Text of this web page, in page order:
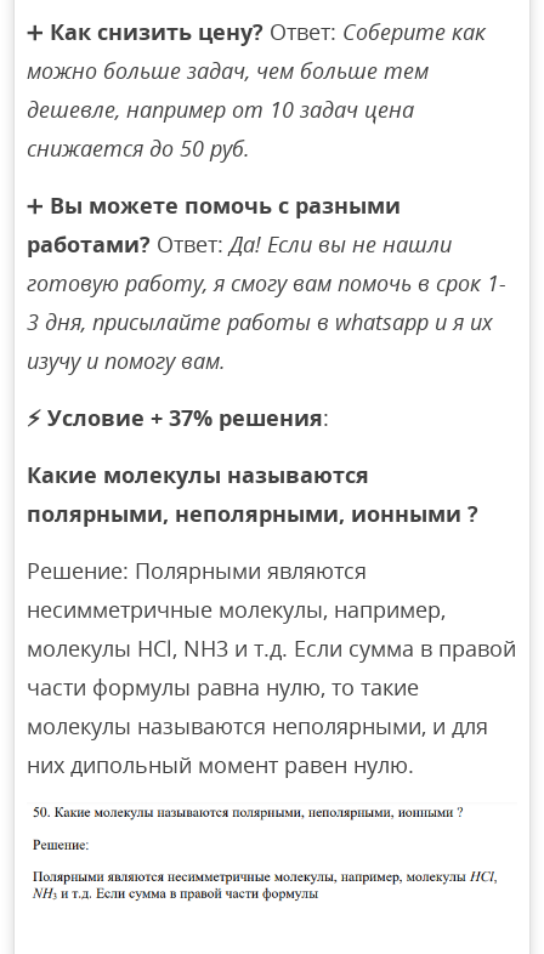
➕ Как снизить цену? Ответ: Соберите как
можно больше задач, чем больше тем
дешевле, например от 10 задач цена
снижается до 50 руб.
➕ Вы можете помочь с разными
работами? Ответ:Да! Если вы не нашли
готовую работу, я смогу вам помочь в срок 1-
3 дня, присылайте работы в whatsapp и я их
изучу и помогу вам.
⚡ Условие + 37% решения:
Какие молекулы называются
полярными, неполярными, ионными ?
Решение: Полярными являются
несимметричные молекулы, например,
молекулы HCl, NH3 и т.д. Если сумма в правой
части формулы равна нулю, то такие
молекулы называются неполярными, и для
них дипольный момент равен нулю.